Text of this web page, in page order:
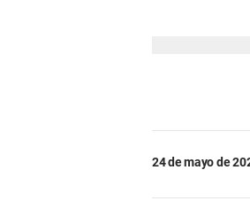
24 de mayo de